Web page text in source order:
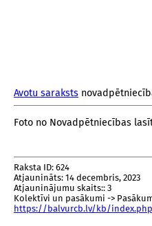
Avotu saraksts
Foto no Novadpētniecības
Raksta ID: 624
Atjaunināts: 14 decembris, 2023
Atjauninājumu skaits:: 3
Kolektīvi un pasākumi ->
https://balvurcb.lv/kb/